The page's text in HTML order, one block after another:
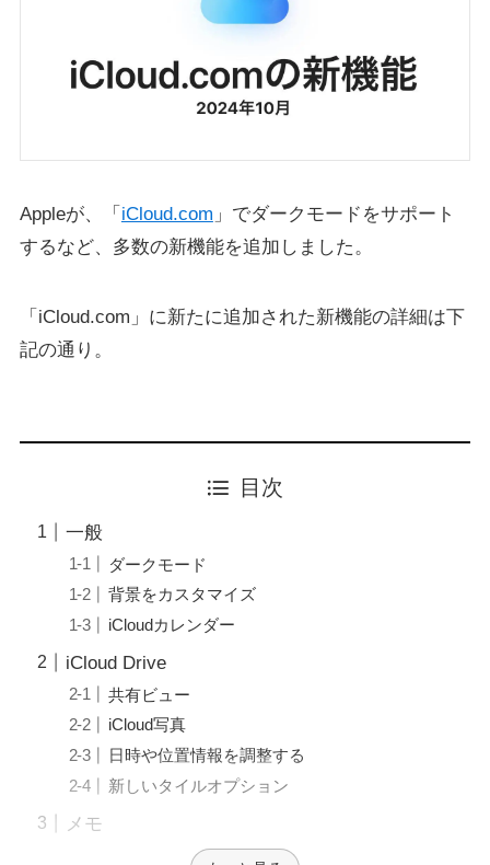
Appleが、「 iCloud.com 」でダークモードをサポート
するなど、多数の新機能を追加しました。
「iCloud.com」に新たに追加された新機能の詳細は下
記の通り。
目次
一般
ダークモード
背景をカスタマイズ
iCloudカレンダー
iCloud Drive
共有ビュー
iCloud写真
日時や位置情報を調整する
新しいタイルオプション
メモ